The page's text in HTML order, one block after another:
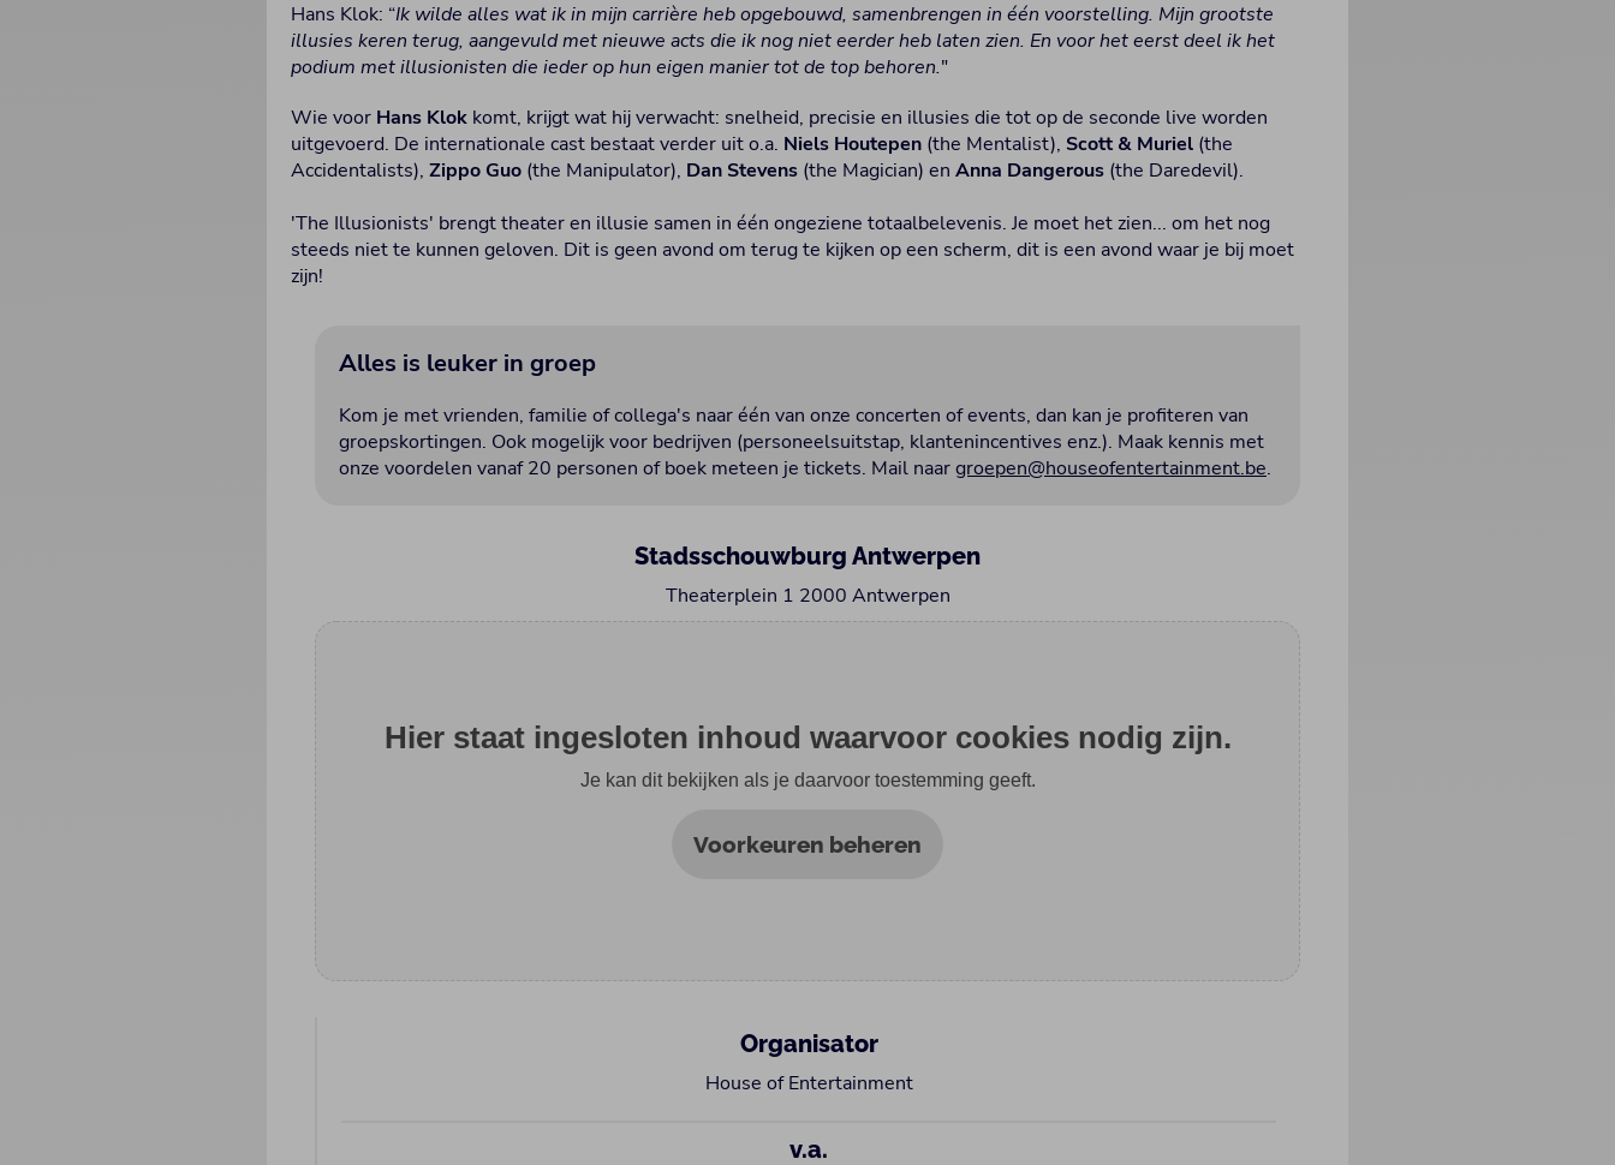
Hans Klok: “Ik wilde alles wat ik in mijn carrière heb opgebouwd, samenbrengen in één voorstelling. Mijn grootste
illusies keren terug, aangevuld met nieuwe acts die ik nog niet eerder heb laten zien. En voor het eerst deel ik het
podium met illusionisten die ieder op hun eigen manier tot de top behoren."
Wie voor Hans Klok komt, krijgt wat hij verwacht: snelheid, precisie en illusies die tot op de seconde live worden
uitgevoerd. De internationale cast bestaat verder uit o.a. Niels Houtepen (the Mentalist), Scott & Muriel (the
Accidentalists), Zippo Guo (the Manipulator), Dan Stevens (the Magician) en Anna Dangerous (the Daredevil).
'The Illusionists' brengt theater en illusie samen in één ongeziene totaalbelevenis. Je moet het zien... om het nog
steeds niet te kunnen geloven. Dit is geen avond om terug te kijken op een scherm, dit is een avond waar je bij moet
zijn!
Alles is leuker in groep
Kom je met vrienden, familie of collega's naar één van onze concerten of events, dan kan je profiteren van
groepskortingen. Ook mogelijk voor bedrijven (personeelsuitstap, klantenincentives enz.). Maak kennis met
onze voordelen vanaf 20 personen of boek meteen je tickets. Mail naargroepen@houseofentertainment.be.
Stadsschouwburg Antwerpen
Theaterplein 1 2000 Antwerpen
Hier staat ingesloten inhoud waarvoor cookies nodig zijn.
Je kan dit bekijken als je daarvoor toestemming geeft.
Voorkeuren beheren
Organisator
House of Entertainment
v.a.